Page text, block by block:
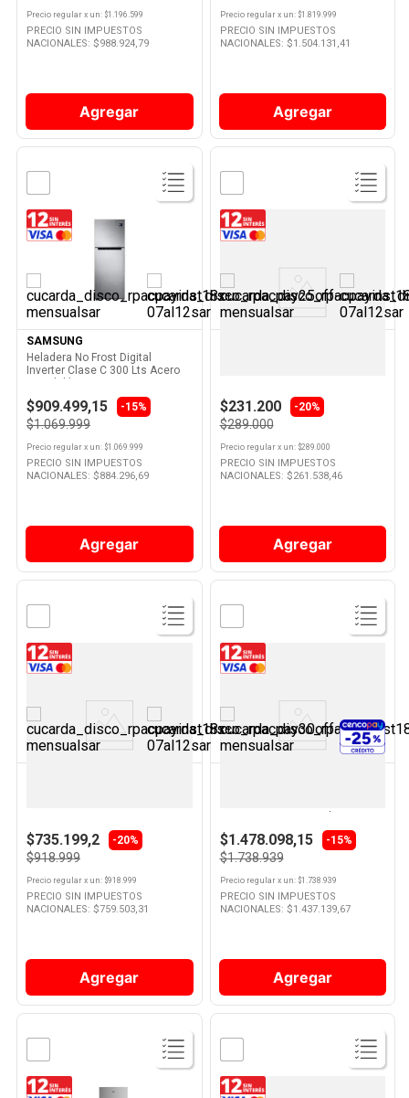
Precio regular x un: $1.196.599
PRECIO SIN IMPUESTOS
NACIONALES: $988.924,79
Agregar
Precio regularx un: $1.819.999
PRECIO SIN IMPUESTOS
NACIONALES: $1.504.131,41
Agregar
Ver
Producto
SAMSUNG
Heladera No Frost Digital
Inverter Clase C 300 Lts Acero
Samsung
$909.499,15 -15%
$1.069.999
Precio regular x un: $1.069.999
PRECIO SIN IMPUESTOS
NACIONALES: $884.296,69
Agregar
Producto
$231.200 -20%
$289.000
Precio regularx un: $289.000
PRECIO SIN IMPUESTOS
NACIONALES: $261.538,46
Agregar
Ver
Producto
$735.199,2 -20%
$918.999
Precio regular x un: $918.999
PRECIO SIN IMPUESTOS
NACIONALES: $759.503,31
Agregar
Ver
Producto
$1.478.098,15 -15%
$1.738.939
Precio regularx un: $1.738.939
PRECIO SIN IMPUESTOS
NACIONALES: $1.437.139,67
Agregar